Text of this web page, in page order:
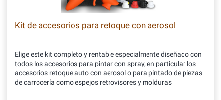
Kit de accesorios para retoque con aerosol
Elige este kit completo y rentable especialmente diseñado con
todos los accesorios para pintar con spray, en particular los
accesorios retoque auto con aerosol o para pintado de piezas
de carrocería como espejos retrovisores y molduras